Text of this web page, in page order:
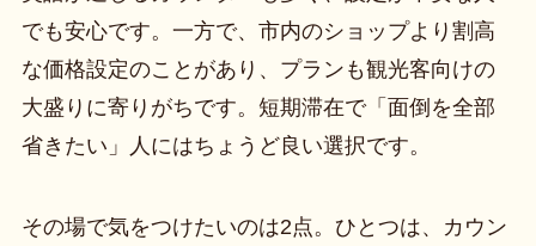
でも安心です。一方で、市内のショップより割高
な価格設定のことがあり、プランも観光客向けの
大盛りに寄りがちです。短期滞在で「面倒を全部
省きたい」人にはちょうど良い選択です。
その場で気をつけたいのは2点。ひとつは、カウン